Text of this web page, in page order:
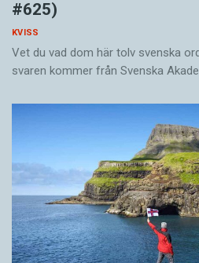
#625)
KVISS
Vet du vad dom här tolv svenska
svaren kommer från Svenska